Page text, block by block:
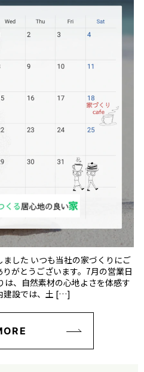
した いつも当社の家づくりにご
がとうございます。7月の営業日
は、自然素材の心地よさを体感す
建設では、土 […]